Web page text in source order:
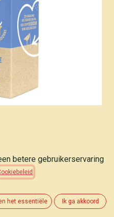
melk 1 l (vers)
betere gebruikerservaring
het essentiële Ik ga akkoord